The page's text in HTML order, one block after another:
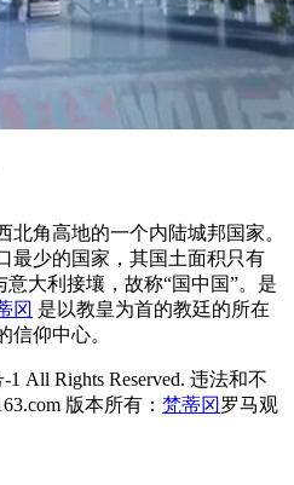
角高地的一个内陆城邦国家。
最少的国家，其国土面积只有
大利接壤，故称“国中国”。是
冈 是以教皇为首的教廷的所在
信仰中心。
All Rights Reserved. 违法和不
版本所有： 梵蒂冈 罗马观